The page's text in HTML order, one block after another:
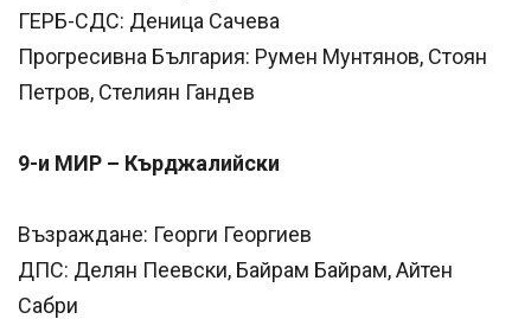
ГЕРБ-СДС: Деница Сачева
Прогресивна България: Румен Мунтянов, Стоян
Петров, Стелиян Гандев
9-и МИР – Кърджалийски
Възраждане: Георги Георгиев
ДПС: Делян Пеевски, Байрам Байрам, Айтен
Сабри